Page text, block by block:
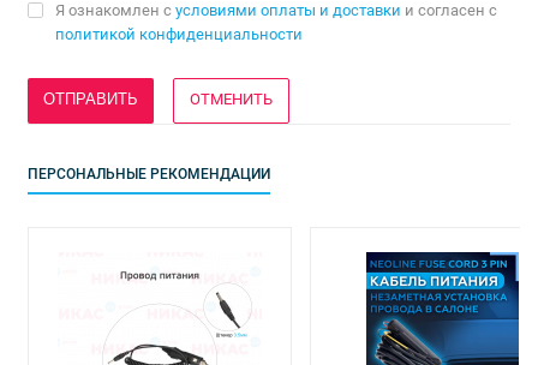
Я ознакомлен с условиями оплаты и доставки и согласен с
политикой конфиденциальности
ОТМЕНИТЬ
ПЕРСОНАЛЬНЫЕ РЕКОМЕНДАЦИИ